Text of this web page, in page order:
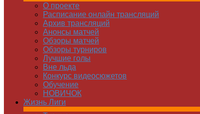
О проекте
Расписание онлайн трансляций
Архив трансляций
Анонсы матчей
Обзоры матчей
Обзоры турниров
Лучшие голы
Вне льда
Конкурс видеосюжетов
Обучение
НОВИЧОК
Жизнь Лиги